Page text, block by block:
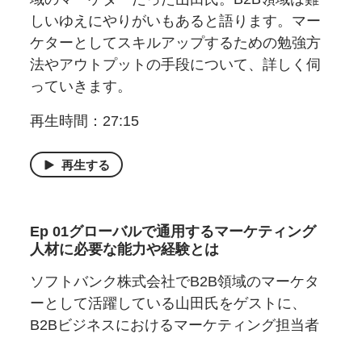
しいゆえにやりがいもあると語ります。マー
ケターとしてスキルアップするための勉強方
法やアウトプットの手段について、詳しく伺
っていきます。
再生時間：27:15
再生する
Ep 01グローバルで通用するマーケティング
人材に必要な能力や経験とは
ソフトバンク株式会社でB2B領域のマーケタ
ーとして活躍している山田氏をゲストに、
B2Bビジネスにおけるマーケティング担当者